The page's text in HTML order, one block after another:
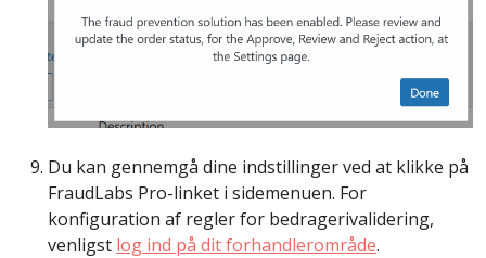
Du kan gennemgå dine indstillinger ved at klikke på
FraudLabs Pro-linket i sidemenuen. For
konfiguration af regler for bedragerivalidering,
venligst log ind på dit forhandlerområde.